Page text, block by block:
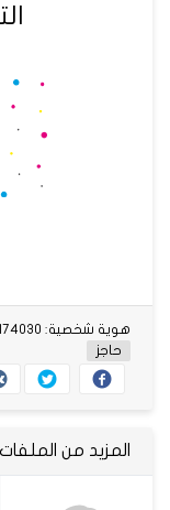
هوية شخصية: 3798174030
حاجز
المزيد من